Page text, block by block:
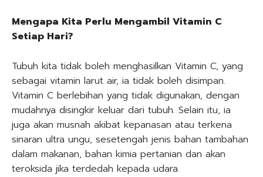
Mengapa Kita Perlu Mengambil Vitamin C
Setiap Hari?
Tubuh kita tidak boleh menghasilkan Vitamin C, yang
sebagai vitamin larut air, ia tidak boleh disimpan.
Vitamin C berlebihan yang tidak digunakan, dengan
mudahnya disingkir keluar dari tubuh. Selain itu, ia
juga akan musnah akibat kepanasan atau terkena
sinaran ultra ungu, sesetengah jenis bahan tambahan
dalam makanan, bahan kimia pertanian dan akan
teroksida jika terdedah kepada udara.